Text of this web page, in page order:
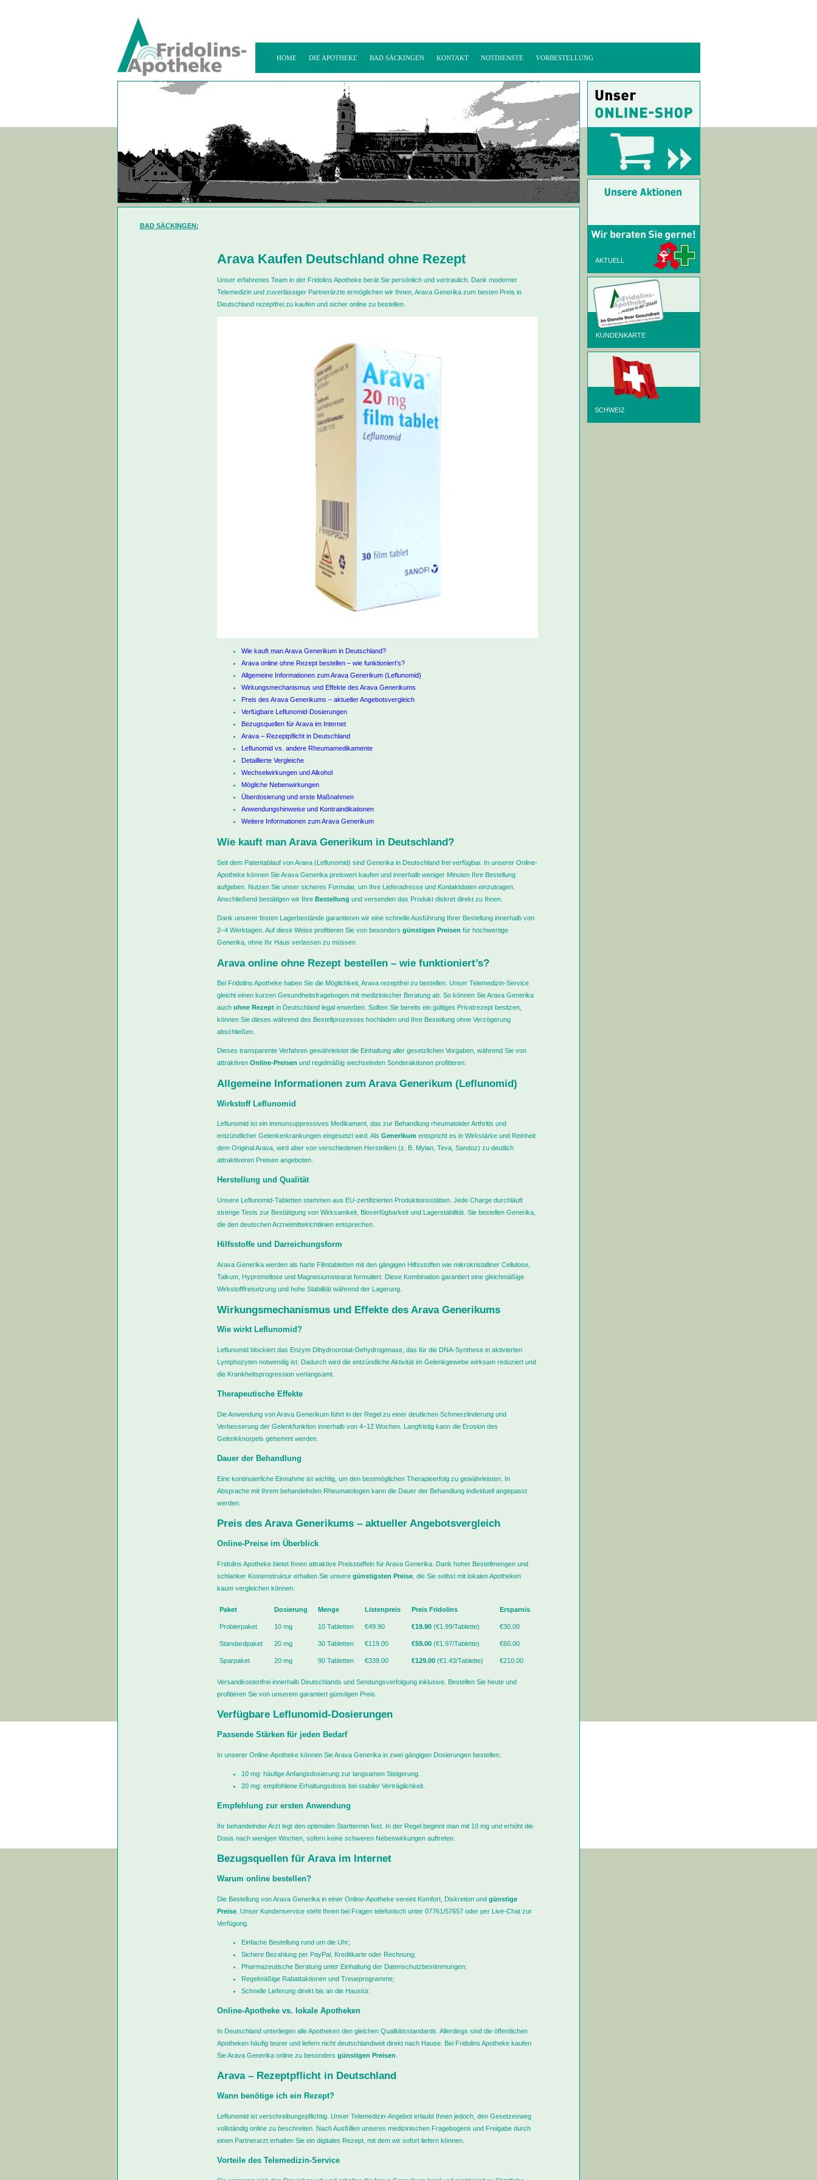
HOME DIE APOTHEKE BAD SÄCKINGEN KONTAKT NOTDIENSTE VORBESTELLUNG
BAD SÄCKINGEN:
Arava Kaufen Deutschland ohne Rezept
Unser erfahrenes Team in der Fridolins Apotheke berät Sie persönlich und vertraulich. Dank moderner
Telemedizin und zuverlässiger Partnerärzte ermöglichen wir Ihnen, Arava Generika zum besten Preis in
Deutschland rezeptfrei zu kaufen und sicher online zu bestellen.
Wie kauft man Arava Generikum in Deutschland?
Arava online ohne Rezept bestellen – wie funktioniert’s?
Allgemeine Informationen zum Arava Generikum (Leflunomid)
Wirkungsmechanismus und Effekte des Arava Generikums
Preis des Arava Generikums – aktueller Angebotsvergleich
Verfügbare Leflunomid-Dosierungen
Bezugsquellen für Arava im Internet
Arava – Rezeptpflicht in Deutschland
Leflunomid vs. andere Rheumamedikamente
Detaillierte Vergleiche
Wechselwirkungen und Alkohol
Mögliche Nebenwirkungen
Überdosierung und erste Maßnahmen
Anwendungshinweise und Kontraindikationen
Weitere Informationen zum Arava Generikum
Wie kauft man Arava Generikum in Deutschland?
Seit dem Patentablauf von Arava (Leflunomid) sind Generika in Deutschland frei verfügbar. In unserer Online-
Apotheke können Sie Arava Generika preiswert kaufen und innerhalb weniger Minuten Ihre Bestellung
aufgeben. Nutzen Sie unser sicheres Formular, um Ihre Lieferadresse und Kontaktdaten einzutragen.
Anschließend bestätigen wir Ihre Bestellung und versenden das Produkt diskret direkt zu Ihnen.
Dank unserer festen Lagerbestände garantieren wir eine schnelle Ausführung Ihrer Bestellung innerhalb von
2–4 Werktagen. Auf diese Weise profitieren Sie von besonders günstigen Preisen für hochwertige
Generika, ohne Ihr Haus verlassen zu müssen.
Arava online ohne Rezept bestellen – wie funktioniert’s?
Bei Fridolins Apotheke haben Sie die Möglichkeit, Arava rezeptfrei zu bestellen. Unser Telemedizin-Service
gleicht einen kurzen Gesundheitsfragebogen mit medizinischer Beratung ab. So können Sie Arava Generika
auch ohne Rezeptin Deutschland legal erwerben. Sollten Sie bereits ein gültiges Privatrezept besitzen,
können Sie dieses während des Bestellprozesses hochladen und Ihre Bestellung ohne Verzögerung
abschließen.
Dieses transparente Verfahren gewährleistet die Einhaltung aller gesetzlichen Vorgaben, während Sie von
attraktiven Online-Preisen und regelmäßig wechselnden Sonderaktionen profitieren.
Allgemeine Informationen zum Arava Generikum (Leflunomid)
Wirkstoff Leflunomid
Leflunomid ist ein immunsuppressives Medikament, das zur Behandlung rheumatoider Arthritis und
entzündlicher Gelenkerkrankungen eingesetzt wird. Als Generikum entspricht es in Wirkstärke und Reinheit
dem Original Arava, wird aber von verschiedenen Herstellern (z. B. Mylan, Teva, Sandoz) zu deutlich
attraktiveren Preisen angeboten.
Herstellung und Qualität
Unsere Leflunomid-Tabletten stammen aus EU-zertifizierten Produktionsstätten. Jede Charge durchläuft
strenge Tests zur Bestätigung von Wirksamkeit, Bioverfügbarkeit und Lagerstabilität. Sie bestellen Generika,
die den deutschen Arzneimittelrichtlinien entsprechen.
Hilfsstoffe und Darreichungsform
Arava Generika werden als harte Filmtabletten mit den gängigen Hilfsstoffen wie mikrokristalliner Cellulose,
Talkum, Hypromellose und Magnesiumstearat formuliert. Diese Kombination garantiert eine gleichmäßige
Wirkstofffreisetzung und hohe Stabilität während der Lagerung.
Wirkungsmechanismus und Effekte des Arava Generikums
Wie wirkt Leflunomid?
Leflunomid blockiert das Enzym Dihydroorotat-Dehydrogenase, das für die DNA-Synthese in aktivierten
Lymphozyten notwendig ist. Dadurch wird die entzündliche Aktivität im Gelenkgewebe wirksam reduziert und
die Krankheitsprogression verlangsamt.
Therapeutische Effekte
Die Anwendung von Arava Generikum führt in der Regel zu einer deutlichen Schmerzlinderung und
Verbesserung der Gelenkfunktion innerhalb von 4–12 Wochen. Langfristig kann die Erosion des
Gelenkknorpels gehemmt werden.
Dauer der Behandlung
Eine kontinuierliche Einnahme ist wichtig, um den bestmöglichen Therapieerfolg zu gewährleisten. In
Absprache mit Ihrem behandelnden Rheumatologen kann die Dauer der Behandlung individuell angepasst
werden.
Preis des Arava Generikums – aktueller Angebotsvergleich
Online-Preise im Überblick
Fridolins Apotheke bietet Ihnen attraktive Preisstaffeln für Arava Generika. Dank hoher Bestellmengen und
schlanker Kostenstruktur erhalten Sie unsere günstigsten Preise, die Sie selbst mit lokalen Apotheken
kaum vergleichen können.
Paket Dosierung Menge Listenpreis Preis Fridolins Ersparnis
Probierpaket 10 mg 10 Tabletten €49.90 €19.90(€1.99/Tablette) €30.00
Standardpaket 20 mg 30 Tabletten €119.00 €59.00(€1.97/Tablette) €60.00
Sparpaket 20 mg 90 Tabletten €339.00 €129.00(€1.43/Tablette) €210.00
Versandkostenfrei innerhalb Deutschlands und Sendungsverfolgung inklusive. Bestellen Sie heute und
profitieren Sie von unserem garantiert günstigen Preis.
Verfügbare Leflunomid-Dosierungen
Passende Stärken für jeden Bedarf
In unserer Online-Apotheke können Sie Arava Generika in zwei gängigen Dosierungen bestellen:
10 mg: häufige Anfangsdosierung zur langsamen Steigerung.
20 mg: empfohlene Erhaltungsdosis bei stabiler Verträglichkeit.
Empfehlung zur ersten Anwendung
Ihr behandelnder Arzt legt den optimalen Starttermin fest. In der Regel beginnt man mit 10 mg und erhöht die
Dosis nach wenigen Wochen, sofern keine schweren Nebenwirkungen auftreten.
Bezugsquellen für Arava im Internet
Warum online bestellen?
Die Bestellung von Arava Generika in einer Online-Apotheke vereint Komfort, Diskretion und günstige
Preise. Unser Kundenservice steht Ihnen bei Fragen telefonisch unter 07761/57657 oder per Live-Chat zur
Verfügung.
Einfache Bestellung rund um die Uhr;
Sichere Bezahlung per PayPal, Kreditkarte oder Rechnung;
Pharmazeutische Beratung unter Einhaltung der Datenschutzbestimmungen;
Regelmäßige Rabattaktionen und Treueprogramme;
Schnelle Lieferung direkt bis an die Haustür.
Online-Apotheke vs. lokale Apotheken
In Deutschland unterliegen alle Apotheken den gleichen Qualitätsstandards. Allerdings sind die öffentlichen
Apotheken häufig teurer und liefern nicht deutschlandweit direkt nach Hause. Bei Fridolins Apotheke kaufen
Sie Arava Generika online zu besonders günstigen Preisen
Arava – Rezeptpflicht in Deutschland
Wann benötige ich ein Rezept?
Leflunomid ist verschreibungspflichtig. Unser Telemedizin-Angebot erlaubt Ihnen jedoch, den Gesetzesweg
vollständig online zu beschreiten. Nach Ausfüllen unseres medizinischen Fragebogens und Freigabe durch
einen Partnerarzt erhalten Sie ein digitales Rezept, mit dem wir sofort liefern können.
Vorteile des Telemedizin-Service
AKTUELL
KUNDENKARTE
SCHWEIZ